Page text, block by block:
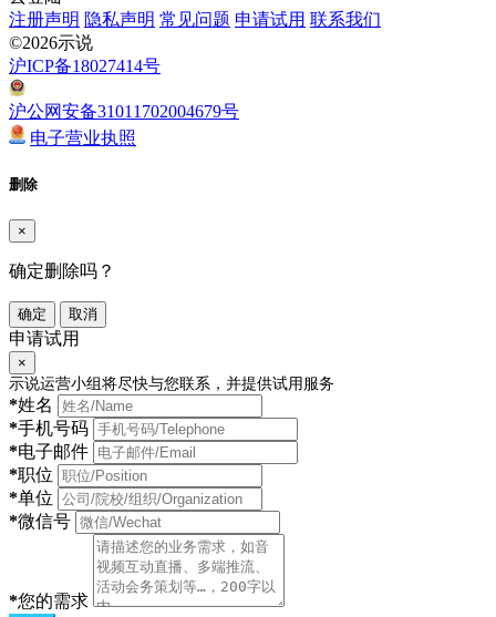
注册声明 隐私声明 常见问题 申请试用 联系我们
©2026示说
沪ICP备18027414号
沪公网安备31011702004679号
电子营业执照
删除
×
确定删除吗？
确定 取消
申请试用
×
示说运营小组将尽快与您联系，并提供试用服务
*姓名
*手机号码
*电子邮件
*职位
*单位
*微信号
*您的需求